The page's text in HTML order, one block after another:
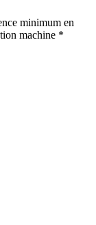
minimum en
machine *